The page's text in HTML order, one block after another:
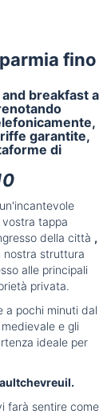
fino
and breakfast a
garantite,
di
vostra tappa
della città ,
nostra struttura
alle principali
privata.
a pochi minuti dal
e gli
ideale per
farà sentire come